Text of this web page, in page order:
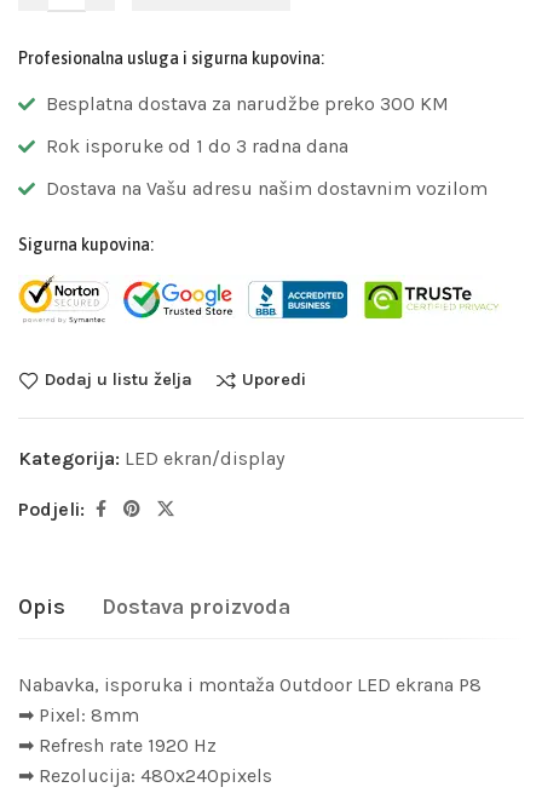
Profesionalna usluga i sigurna kupovina:
Besplatna dostava za narudžbe preko 300 KM
Rok isporuke od 1 do 3 radna dana
Dostava na Vašu adresu našim dostavnim vozilom
Sigurna kupovina:
Dodaj u listu želja Uporedi
Kategorija: LED ekran/display
Podjeli:
Opis Dostava proizvoda
Nabavka, isporuka i montaža Outdoor LED ekrana P8
➡ Pixel: 8mm
➡ Refresh rate 1920 Hz
➡ Rezolucija: 480x240pixels